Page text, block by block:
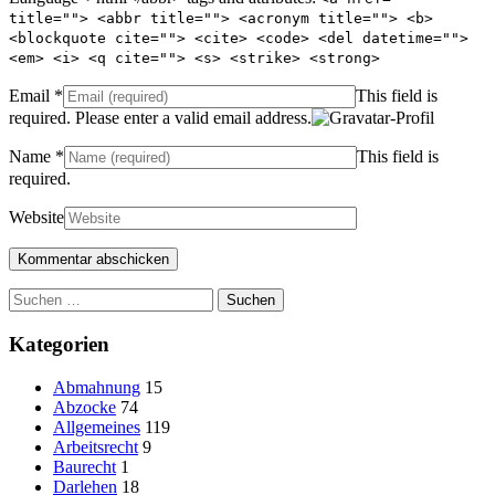
title=""> <abbr title=""> <acronym title=""> <b>
<blockquote cite=""> <cite> <code> <del datetime="">
<em> <i> <q cite=""> <s> <strike> <strong>
Email *
This field is
required. Please enter a valid email address.
Name *
This field is
required.
Website
Suchen
nach:
Kategorien
Abmahnung 15
Abzocke 74
Allgemeines 119
Arbeitsrecht 9
Baurecht 1
Darlehen 18